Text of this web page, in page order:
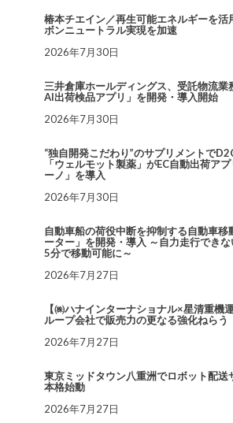
椿本チエイン／再生可能エネルギーを活
ボンニュートラル実現を加速
2026年7月30日
三井倉庫ホールディングス、受託物流業
AI出荷検品アプリ」を開発・導入開始
2026年7月30日
“独自開発こだわり”のサプリメントで
「ウェルモット製薬」がEC自動出荷ア
ーノ」を導入
2026年7月30日
自動車船の荷役中断を抑制する自動車移
ーター」を開発・導入 ～自力走行でき
5分で移動可能に～
2026年7月27日
【㈱ハナインターナショナル×星清重機
ループ会社で販売力の更なる強化ねらう
2026年7月27日
東京ミッドタウン八重洲でロボット配送
本格始動
2026年7月27日